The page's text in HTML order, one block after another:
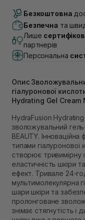
В наявності
Самовивіз м.
В наявності
Самовивіз м.
(Duck’s Lake)
В наявності
В наявності
Самовивіз м.
В наявності
В наявності
Самовивіз м.
Екватор)
В наявності
Безкоштовна
Безпечна та
Лише
партнерів
Персональна
Опис
гіалуронової
Hydrating Gel Cream
HydraFusion
зволожувальний
BEAUTY.
типами гіалуронової
створює
еластичність шкіри
ефект. Тривале 24-
мультимолекулярна
шари шкіри та
пролонговане
знімає стягнутість